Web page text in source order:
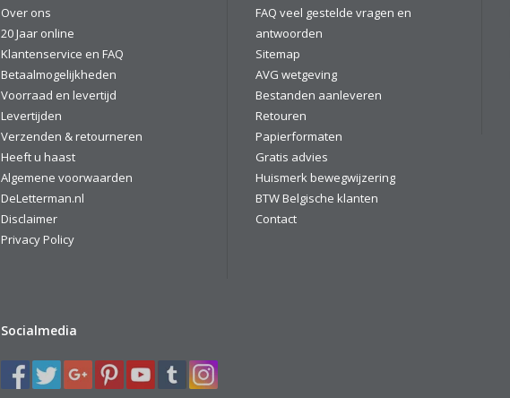
Over ons
20 Jaar online
Klantenservice en FAQ
Betaalmogelijkheden
Voorraad en levertijd
Levertijden
Verzenden & retourneren
Heeft u haast
Algemene voorwaarden
DeLetterman.nl
Disclaimer
Privacy Policy
FAQ veel gestelde vragen en
antwoorden
Sitemap
AVG wetgeving
Bestanden aanleveren
Retouren
Papierformaten
Gratis advies
Huismerk bewegwijzering
BTW Belgische klanten
Contact
Socialmedia